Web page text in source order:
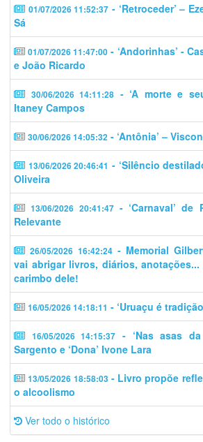
01/07/2026 11:52:37 - ‘Retroceder’ –
Sá
01/07/2026 11:47:00 - ‘Andorinhas’ -
e João Ricardo
30/06/2026 14:11:28 - ‘A morte e
Itaney Campos
30/06/2026 14:05:32 - ‘Antônia’ –
13/06/2026 20:46:41 - ‘Silêncio
Oliveira
13/06/2026 20:41:47- ‘Carnaval’ de
Relevante
26/05/2026 16:42:24- Memorial
vai abrigar livros, diários,
carimbo dele!
16/05/2026 14:18:11 - ‘Uruaçu é
16/05/2026 14:15:37 - ‘Nas asas
Sargento e ‘Dona’ Ivone Lara
13/05/2026 18:58:03 - Livro propõe
o alcoolismo
Ver todo o histórico